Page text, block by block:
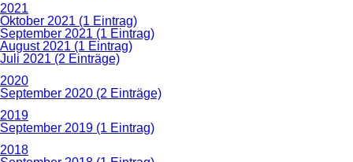
2021
Oktober 2021 (1 Eintrag)
September 2021 (1 Eintrag)
August 2021 (1 Eintrag)
Juli 2021 (2 Einträge)
2020
September 2020 (2 Einträge)
2019
September 2019 (1 Eintrag)
2018